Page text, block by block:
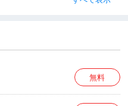
冬から春にかけて無数
われる小料理屋の多い
みせていた。
不適切な表現が見られ
の意図を尊重し、その
無料